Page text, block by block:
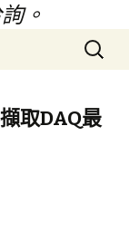
。
搜
尋
鍵
字:
取DAQ最